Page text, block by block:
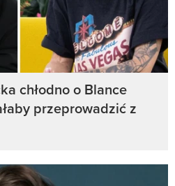
chłodno o Blance
przeprowadzić z